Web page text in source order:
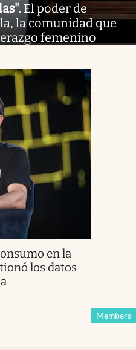
. El poder de
la comunidad que
femenino
en la
los datos
Members